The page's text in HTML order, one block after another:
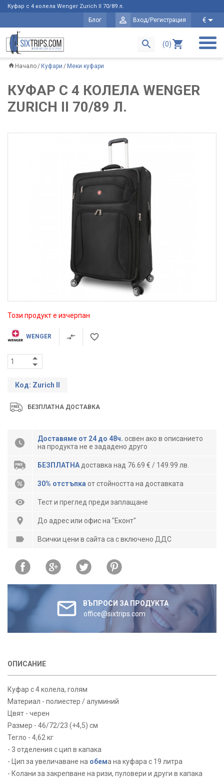
Куфар с 4 колела Wenger Zurich II 70/89 л.
Блог Вход/Регистрация €
(0)
Начало Куфари Меки куфари
КУФАР С 4 КОЛЕЛА WENGER
ZURICH II 70/89 Л.
Този продукт е изчерпан
WENGER
Код: Zurich II
БЕЗПЛАТНА ДОСТАВКА
Доставяме от 24 до 48ч. освен ако в описанието
на продукта не е зададено друго
БЕЗПЛАТНА доставка над 76.69 € / 149.99 лв.
30% отстъпка от стойността на доставката
Тест и преглед преди заплащане
До адрес или офис на "Еконт"
Всички цени в сайта са с включено ДДС
ВЪПРОСИ ЗА ПРОДУКТА
office@sixtrips.com
ОПИСАНИЕ
Куфар с 4 колела, голям
Материал - полиестер / алуминий
Цвят - черен
Размер - 46/72/23 (+4,5) см
Тегло - 4,62 кг
- 3 отделения с цип в капака
- Цип за увеличаване на обема на куфара с 19 литра
- Колани за закрепване на ризи, пуловери и други в капака